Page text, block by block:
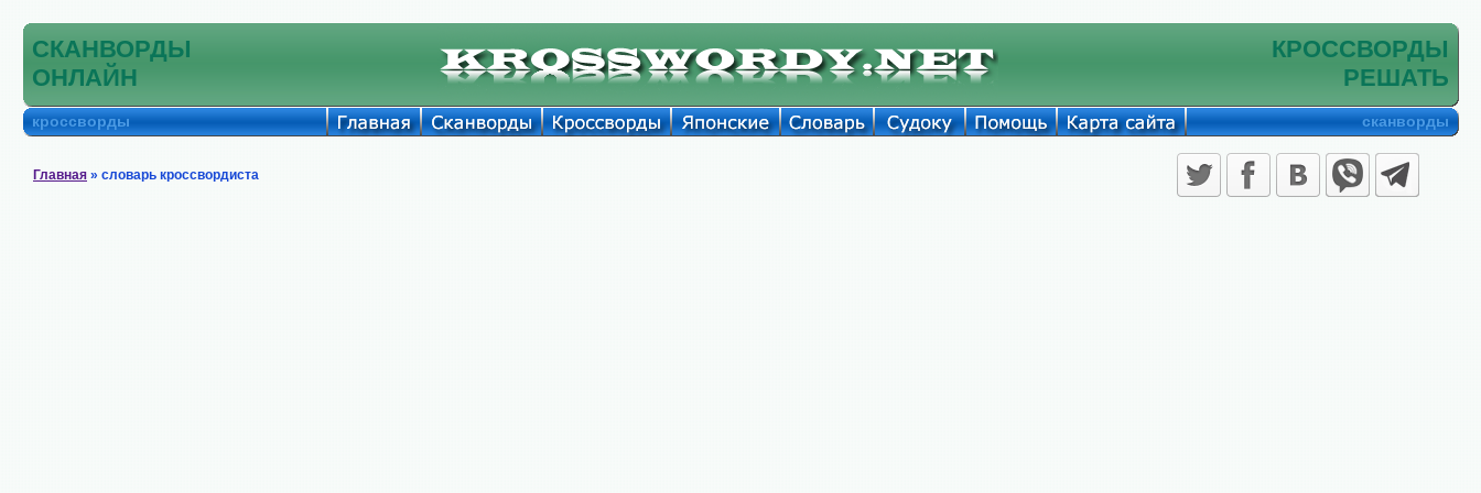
СКАНВОРДЫ
ОНЛАЙН
КРОССВОРДЫ
РЕШАТЬ
кроссворды сканворды
Главная » словарь кроссвордиста